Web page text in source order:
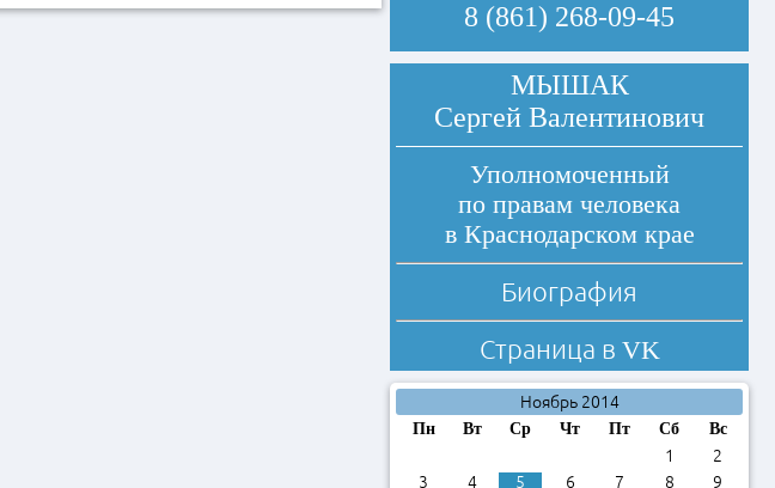
8 (861) 268-09-45
МЫШАК
Сергей Валентинович
Уполномоченный
по правам человека
в Краснодарском крае
Биография
Страница в VK
Ноябрь 2014
Пн Вт Ср Чт Пт Сб Вс
1
2
3
4 5 6 7 8 9